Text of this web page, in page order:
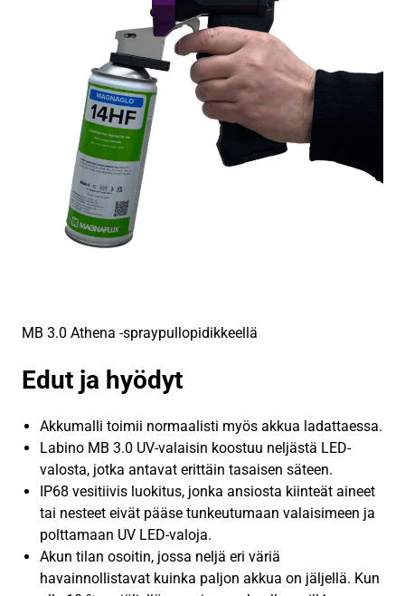
MB 3.0 Athena -spraypullopidikkeellä
Edut ja hyödyt
Akkumalli toimii normaalisti myös akkua ladattaessa.
Labino MB 3.0 UV-valaisin koostuu neljästä LED-
valosta, jotka antavat erittäin tasaisen säteen.
IP68 vesitiivis luokitus, jonka ansiosta kiinteät aineet
tai nesteet eivät pääse tunkeutumaan valaisimeen ja
polttamaan UV LED-valoja.
Akun tilan osoitin, jossa neljä eri väriä
havainnollistavat kuinka paljon akkua on jäljellä. Kun